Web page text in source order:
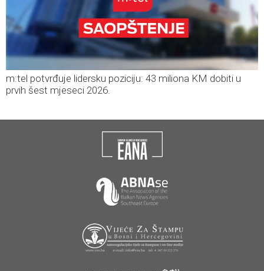
m:tel potvrđuje lidersku poziciju: 43 miliona KM dobiti u
prvih šest mjeseci 2026.